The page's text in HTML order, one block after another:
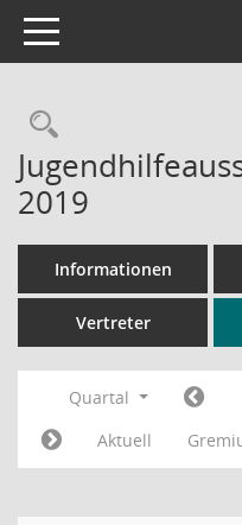
Toggle navigation
2019
Informationen
Vertreter
Quartal
Aktuell